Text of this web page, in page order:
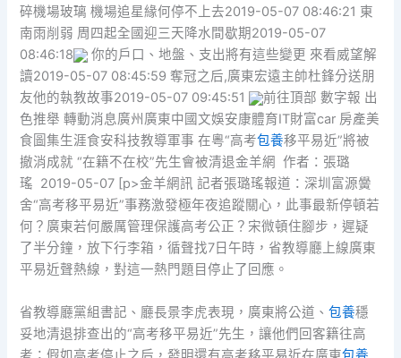
碎機場玻璃 機場追星緣何停不上去2019-05-07 08:46:21 東
南雨削弱 周四起全國迎三天降水間歇期2019-05-07
08:46:18
你的戶口、地盤、支出將有這些變更 來看威望解
讀2019-05-07 08:45:59 奪冠之后,廣東宏遠主帥杜鋒分送朋
友他的執教故事2019-05-07 09:45:51
前往頂部 數字報 出
色推舉 轉動消息廣州廣東中國文娛安康體育IT財富car 房產美
食圖集生涯食安科技教導軍事 在粵“高考包養移平易近”將被
撤消成就 “在籍不在校”先生會被清退金羊網 作者：張璐
瑤 2019-05-07 [p>金羊網訊 記者張璐瑤報道：深圳富源黌
舍“高考移平易近”事務激發極年夜追蹤關心，此事最新停頓若
何？廣東若何嚴厲管理保護高考公正？宋微頓住腳步，遲疑
了半分鐘，放下行李箱，循聲找7日午時，省教導廳上線廣東
平易近聲熱線，對這一熱門題目停止了回應。
省教導廳黨組書記、廳長景李虎表現，廣東將公道、包養穩
妥地清退排查出的“高考移平易近”先生，讓他們回客籍往高